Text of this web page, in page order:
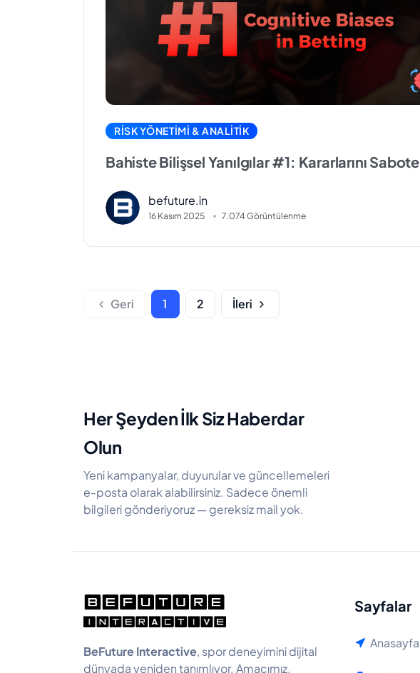
RISK YÖNETIMI & ANALITIK
Bahiste Bilişsel Yanılgılar #1: Kararlarını Sabote
befuture.in
16 Kasım 2025 7.074 Görüntülenme
Geri 1 2 İleri
Her Şeyden İlk Siz Haberdar
Olun
Yeni kampanyalar, duyurular ve güncellemeleri
e-posta olarak alabilirsiniz. Sadece önemli
bilgileri gönderiyoruz — gereksiz mail yok.
BeFuture Interactive, spor deneyimini dijital
dünyada yeniden tanımlıyor. Amacımız,
Sayfalar
Anasayfa